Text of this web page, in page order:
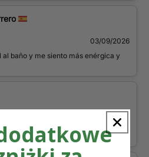
03/09/2026
baño y me siento más enérgica y
01/26/2026